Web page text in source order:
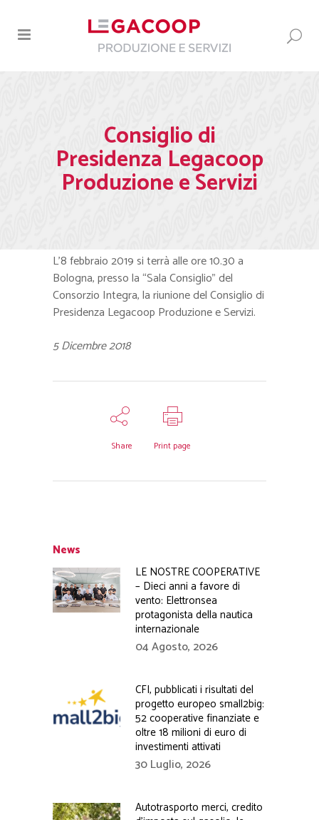
Consiglio di
Presidenza Legacoop
Produzione e Servizi
L’8 febbraio 2019 si terrà alle ore 10.30 a
Bologna, presso la “Sala Consiglio” del
Consorzio Integra, la riunione del Consiglio di
Presidenza Legacoop Produzione e Servizi.
5 Dicembre 2018
Share Print page
News
LE NOSTRE COOPERATIVE
– Dieci anni a favore di
vento: Elettronsea
protagonista della nautica
internazionale
04 Agosto, 2026
CFI, pubblicati i risultati del
progetto europeo small2big:
52 cooperative finanziate e
oltre 18 milioni di euro di
investimenti attivati
30 Luglio, 2026
Autotrasporto merci, credito